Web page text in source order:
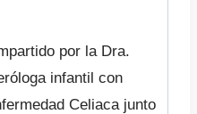
por la Dra.
infantil con
Celiaca junto